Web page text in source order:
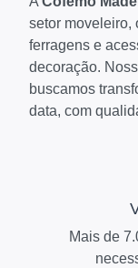
setor moveleiro,
ferragens e
decoração.
buscamos
data, com
Mais de